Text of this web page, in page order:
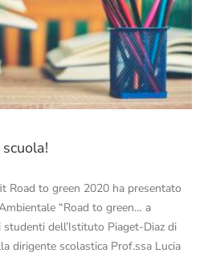
Road to green 2020 ha presentato
“Road to green… a
studenti dell’Istituto Piaget-Diaz di
dirigente scolastica Prof.ssa Lucia